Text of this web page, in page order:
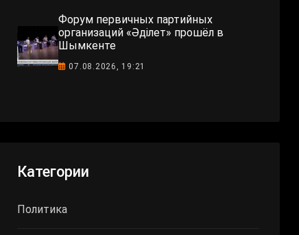
Форум первичных партийных
организаций «Әділет» прошёл в
Шымкенте
07.08.2026, 19:21
Категории
Политика